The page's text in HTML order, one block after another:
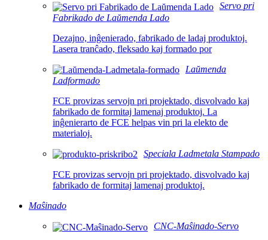
Servo pri
Fabrikado de Laŭmenda Lado
Dezajno, inĝenierado, fabrikado de ladaj produktoj.
Lasera tranĉado, fleksado kaj formado por
Laŭmenda
Ladformado
FCE provizas servojn pri projektado, disvolvado kaj
fabrikado de formitaj lamenaj produktoj. La
inĝenierarto de FCE helpas vin pri la elekto de
materialoj.
Speciala Ladmetala Stampado
FCE provizas servojn pri projektado, disvolvado kaj
fabrikado de formitaj lamenaj produktoj.
Maŝinado
CNC-Maŝinado-Servo